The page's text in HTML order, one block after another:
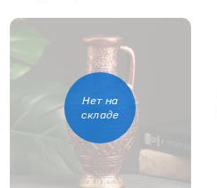
Нет на
складе